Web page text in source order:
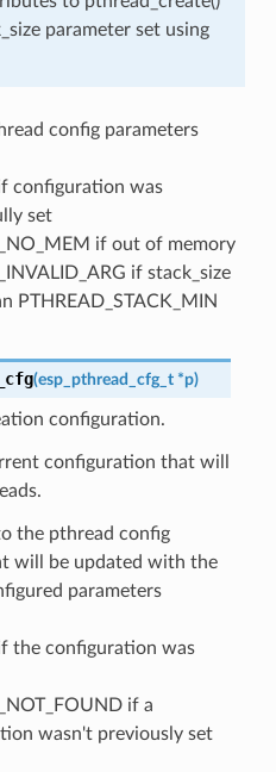
parameter set using
config parameters
configuration was
set
if out of memory
if stack_size
PTHREAD_STACK_MIN
(esp_pthread_cfg_t *p)
configuration.
configuration that will
the pthread config
will be updated with the
parameters
if the configuration was
if a
wasn't previously set